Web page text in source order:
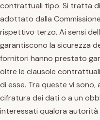
contrattuali tipo. Si tratta
adottato dalla
rispettivo terzo. Ai sensi
garantiscono la sicurezza
fornitori hanno prestato
oltre le clausole
di esse. Tra queste vi sono,
cifratura dei dati o a un
interessati qualora